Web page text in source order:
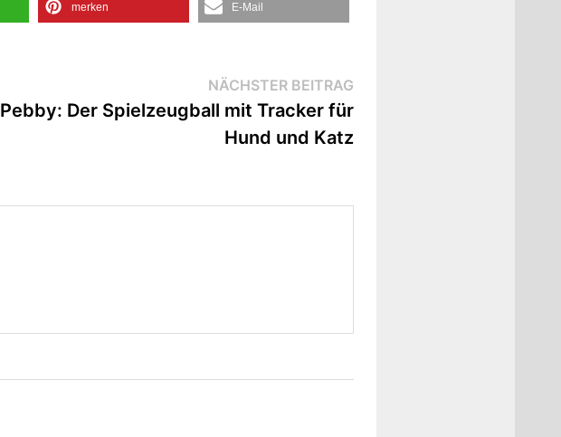
merken E-Mail
NÄCHSTER BEITRAG
Beitrag:
Pebby: Der Spielzeugball mit Tracker für
Hund und Katz